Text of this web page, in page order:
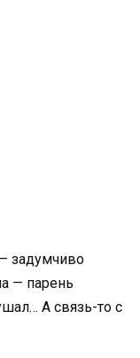
задумчиво
— парень
А связь-то с